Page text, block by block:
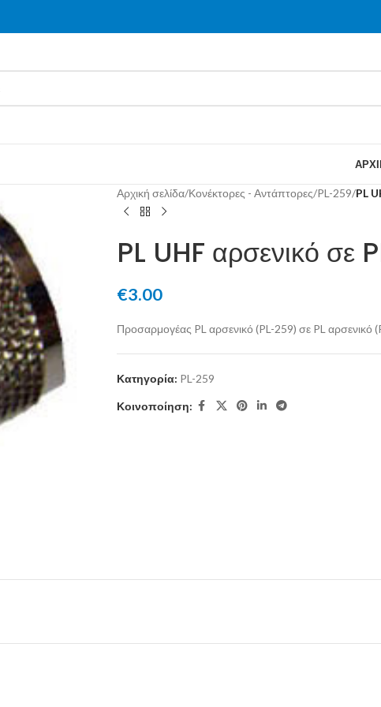
Αρχική σελίδα/Κονέκτορες - Αντάπτορες/PL-259/PL
PL UHF αρσενικό σε
€3.00
Προσαρμογέας PL αρσενικό (PL-259) σε PL αρσενικό
Κατηγορία: PL-259
Κοινοποίηση: